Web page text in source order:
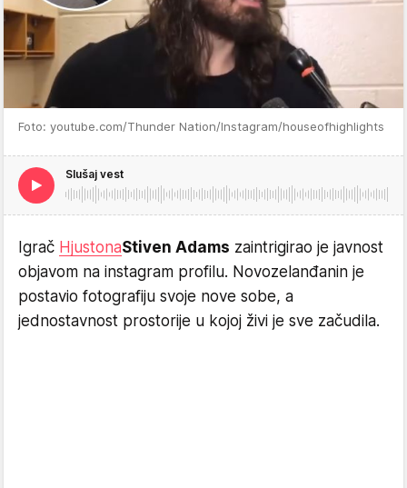
Foto: youtube.com/Thunder Nation/Instagram/houseofhighlights
Slušaj vest
Igrač HjustonaStiven Adams zaintrigirao je javnost
objavom na instagram profilu. Novozelanđanin je
postavio fotografiju svoje nove sobe, a
jednostavnost prostorije u kojoj živi je sve začudila.